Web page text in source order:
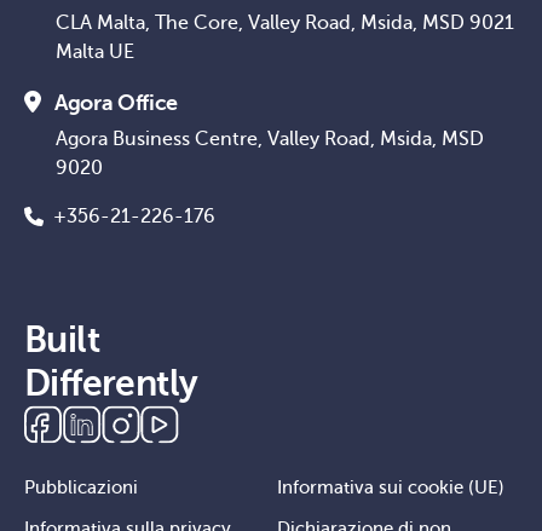
CLA Malta, The Core, Valley Road, Msida, MSD 9021
Malta UE
Agora Office
Agora Business Centre, Valley Road, Msida, MSD
9020
+356-21-226-176
Built
Differently
Pubblicazioni Informativa sui cookie (UE)